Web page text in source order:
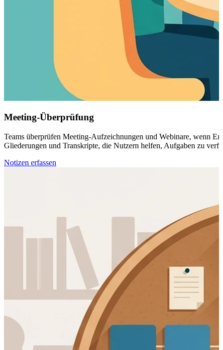
Meeting-Überprüfung
Teams überprüfen Meeting-Aufzeichnungen und Webinare, wenn
Gliederungen und Transkripte, die Nutzern helfen, Aufgaben zu
Notizen erfassen